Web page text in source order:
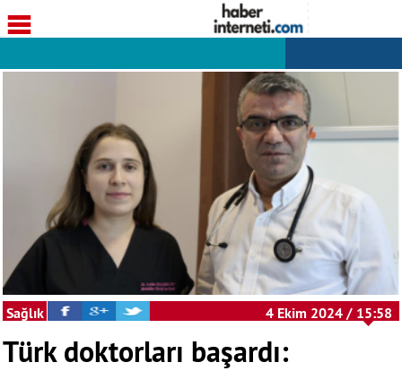
Sağlık 4 Ekim 2024 / 15:58
Türk doktorları başardı: